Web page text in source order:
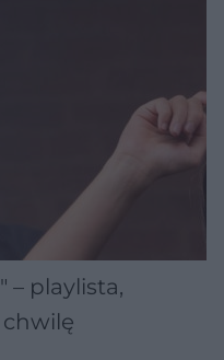
– playlista,